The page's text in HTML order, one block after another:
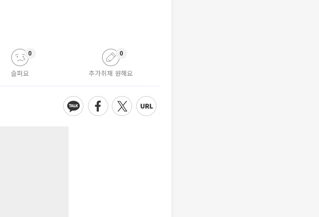
슬퍼요
0
추가취재 원해요
0